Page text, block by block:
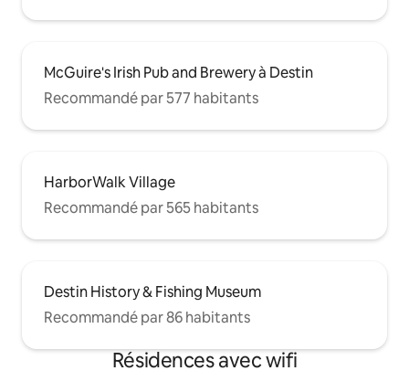
McGuire's Irish Pub and Brewery à Destin
Recommandé par 577 habitants
HarborWalk Village
Recommandé par 565 habitants
Destin History & Fishing Museum
Recommandé par 86 habitants
Résidences avec wifi